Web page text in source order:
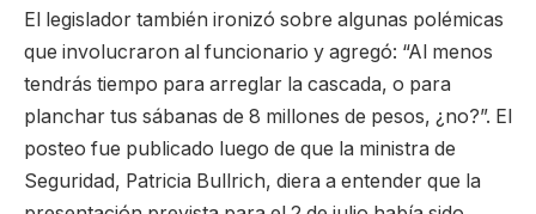
El legislador también ironizó sobre algunas polémicas
que involucraron al funcionario y agregó: “Al menos
tendrás tiempo para arreglar la cascada, o para
planchar tus sábanas de 8 millones de pesos, ¿no?”. El
posteo fue publicado luego de que la ministra de
Seguridad, Patricia Bullrich, diera a entender que la